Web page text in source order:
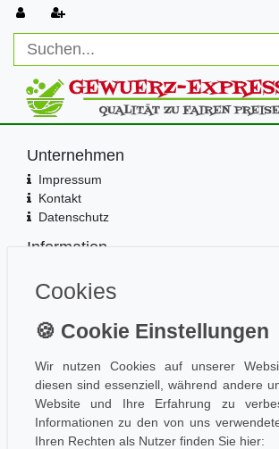
Unternehmen
Impressum
Kontakt
Datenschutz
Information
Aktuelles
Folge uns
Einkaufen
AGB / Kundeninfo
Zahlung und Versand
Cookies
Wir nutzen Cookies auf unserer
diesen sind essenziell, während andere
Website und Ihre Erfahrung zu
Informationen zu den von uns
Ihren Rechten als Nutzer finden Sie hier: